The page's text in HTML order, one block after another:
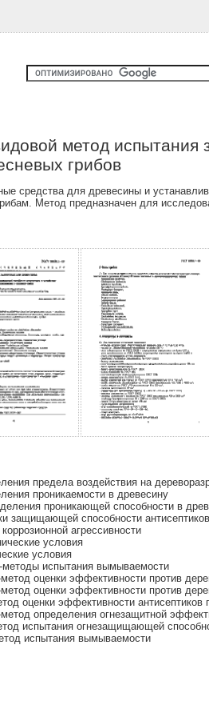
метод
грибов
средства для древесины и
Метод предназначен для
предела воздействия на
проникаемости в древесину
проникающей способности в
защищающей способности
агрессивности
условия
условия
испытания вымываемости
оценки эффективности против
оценки эффективности против
оценки эффективности
определения огнезащитной
испытания огнезащищающей
испытания вымываемости